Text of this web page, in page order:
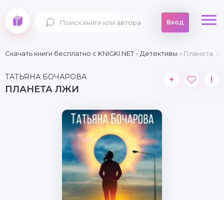
Вход
Скачать книги бесплатно c KNIGKI.NET» Детективы » Планета лжи
ТАТЬЯНА БОЧАРОВА
ПЛАНЕТА ЛЖИ
+ !